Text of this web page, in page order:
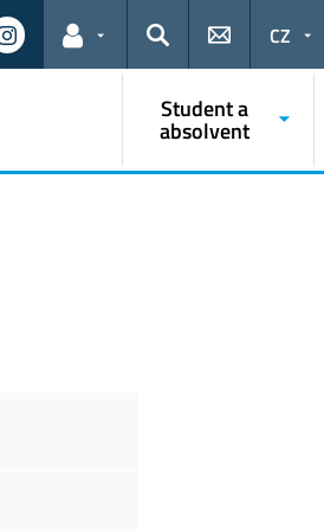
Odkazy pro uživatele
Hledat
CZ
Student a
absolvent